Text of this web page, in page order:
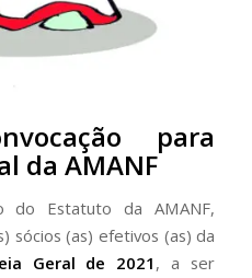
para
da AMANF
do Estatuto da AMANF,
sócios (as) efetivos (as) da
Geral de 2021 , a ser